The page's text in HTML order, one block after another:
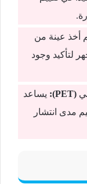
أخذ عينة من
لتأكيد وجود
(PET):
يساعد
مدى انتشار